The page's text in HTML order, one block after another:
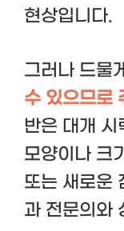
현상입니다.
그러나 드물게
수 있으므로
반은 대개 시
모양이나 크
또는 새로운
과 전문의와